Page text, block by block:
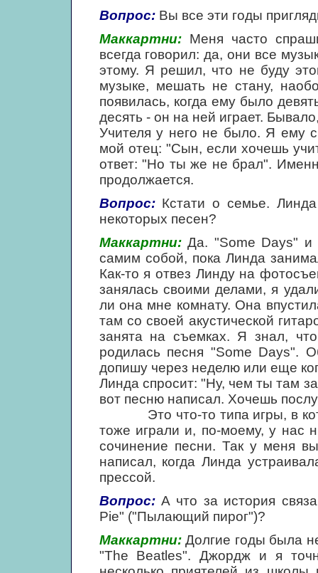
Вопрос:Вы все эти годы
Маккартни:Меня часто
всегда говорил: да, они все
этому. Я решил, что не буду
музыке, мешать не стану,
появилась, когда ему было
десять - он на ней играет.
Учителя у него не было. Я ему
мой отец: "Сын, если хочешь
ответ: "Но ты же не брал".
продолжается.
Вопрос:Кстати о семье. Линда
некоторых песен?
Маккартни:Да. "Some Days" и
самим собой, пока Линда
Как-то я отвез Линду на
занялась своими делами, я
ли она мне комнату. Она
там со своей акустической
занята на съемках. Я знал,
родилась песня "Some Days".
допишу через неделю или еще
Линда спросит: "Ну, чем ты там
вот песню написал. Хочешь
Это что-то типа игры, в
тоже играли и, по-моему, у нас
сочинение песни. Так у меня
написал, когда Линда
прессой.
Вопрос:А что за история
Pie" ("Пылающий пирог")?
Маккартни:Долгие годы была
"The Beatles". Джордж и я